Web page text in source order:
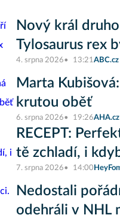
Nový král
Tylosaurus rex
4. srpna 2026 13:21ABC.cz
Marta
krutou oběť
6. srpna 2026 19:26AHA.cz
RECEPT:
tě zchladí, i
7. srpna 2026 14:00
Nedostali
odehráli v NHL